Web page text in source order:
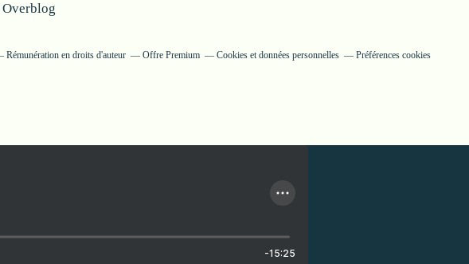
Overblog
Rémunération en droits d'auteur Offre Premium Cookies et données personnelles Préférences cookies
-15:25